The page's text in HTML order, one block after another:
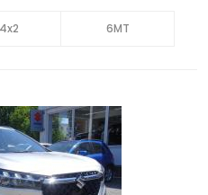
4x2 6MT